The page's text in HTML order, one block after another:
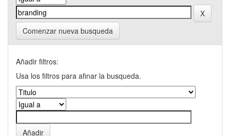
Comenzar nueva busqueda
Añadir filtros:
Usa los filtros para afinar la busqueda.